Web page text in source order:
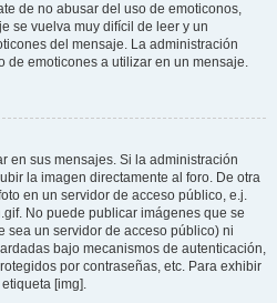
de no abusar del uso de emoticonos,
se vuelva muy difícil de leer y un
del mensaje. La administración
de emoticones a utilizar en un mensaje.
en sus mensajes. Si la administración
la imagen directamente al foro. De otra
en un servidor de acceso público, e.j.
No puede publicar imágenes que se
sea un servidor de acceso público) ni
bajo mecanismos de autenticación,
por contraseñas, etc. Para exhibir
[img].